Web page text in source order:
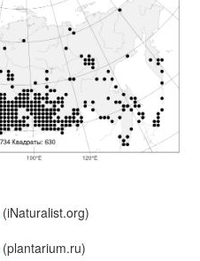
(iNaturalist.org)
(plantarium.ru)